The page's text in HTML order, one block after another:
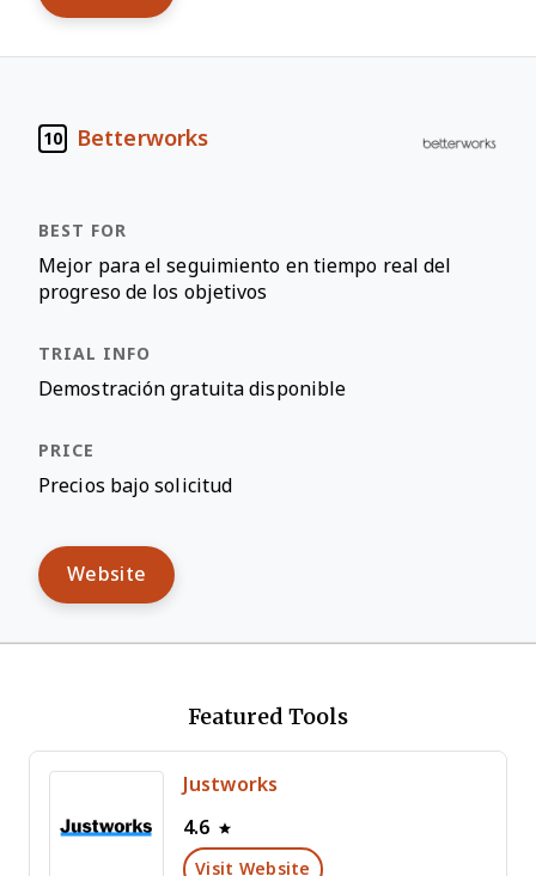
10 Betterworks
Mejor para el seguimiento en tiempo real del
progreso de los objetivos
Demostración gratuita disponible
Precios bajo solicitud
Website
Featured Tools
Justworks
4.6
Visit Website